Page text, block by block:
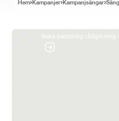
Boka personlig rådgivning
Hem Kampanjer Kampanjsängar